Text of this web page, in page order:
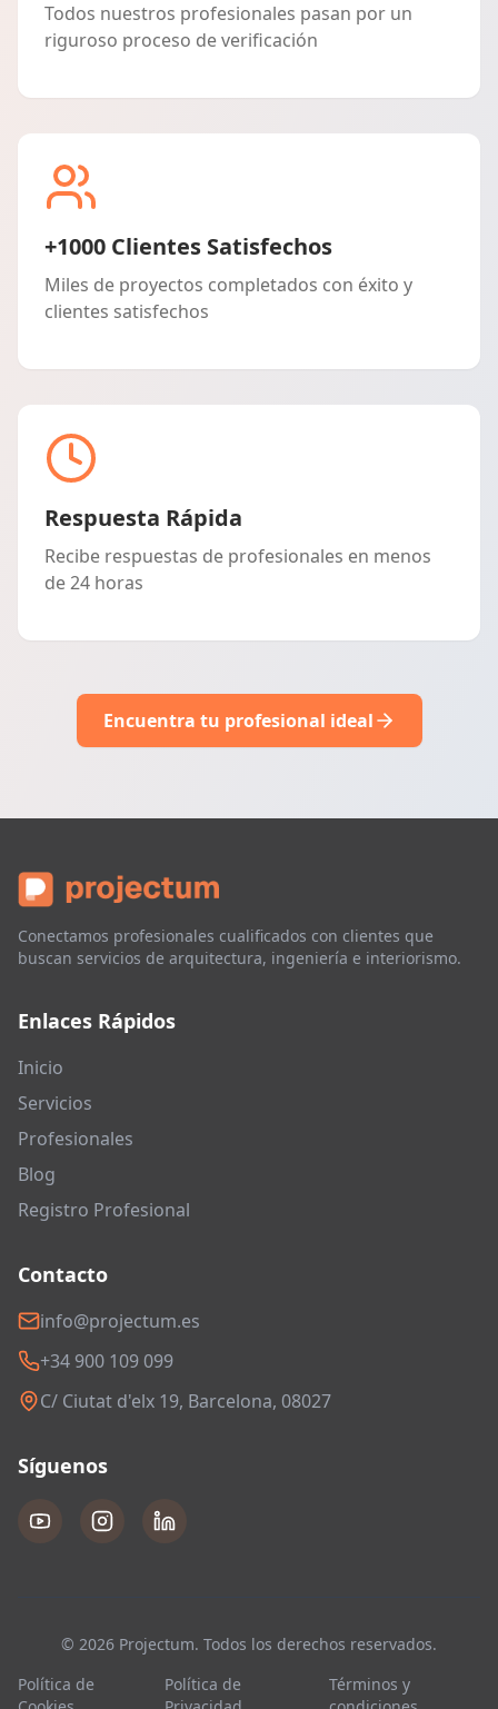
Todos nuestros profesionales pasan por un
riguroso proceso de verificación
+1000 Clientes Satisfechos
Miles de proyectos completados con éxito y
clientes satisfechos
Respuesta Rápida
Recibe respuestas de profesionales en menos
de 24 horas
Encuentra tu profesional ideal
Conectamos profesionales cualificados con clientes que
buscan servicios de arquitectura, ingeniería e interiorismo.
Enlaces Rápidos
Inicio
Servicios
Profesionales
Blog
Registro Profesional
Contacto
info@projectum.es
+34 900 109 099
C/ Ciutat d'elx 19, Barcelona, 08027
Síguenos
© 2026 Projectum. Todos los derechos reservados.
Política de
Política de
Términos y